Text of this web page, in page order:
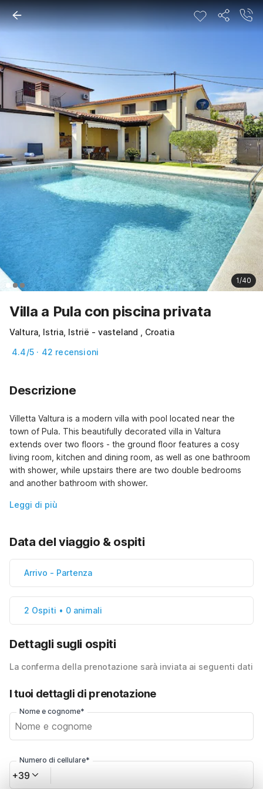
1/40
Villa a Pula con piscina privata
Valtura, Istria, Istrië - vasteland , Croatia
4.4/5 · 42 recensioni
Descrizione
Villetta Valtura is a modern villa with pool located near the
town of Pula. This beautifully decorated villa in Valtura
extends over two floors - the ground floor features a cosy
living room, kitchen and dining room, as well as one bathroom
with shower, while upstairs there are two double bedrooms
and another bathroom with shower.
Leggi di più
Data del viaggio & ospiti
Arrivo - Partenza
2 Ospiti • 0 animali
Dettagli sugli ospiti
La conferma della prenotazione sarà inviata ai seguenti dati
I tuoi dettagli di prenotazione
Nome e cognome*
Numero di cellulare*
+39